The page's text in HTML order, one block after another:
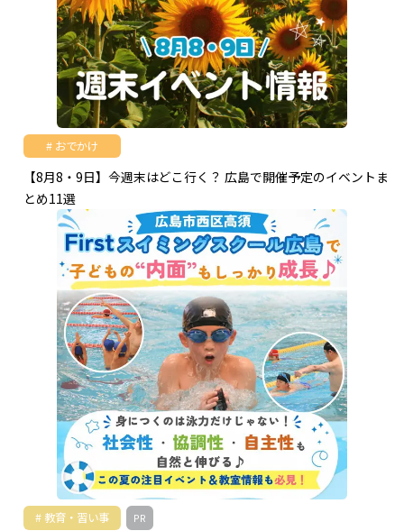
おでかけ
【8月8・9日】今週末はどこ行く？ 広島で開催予定のイベントま
とめ11選
教育・習い事 PR